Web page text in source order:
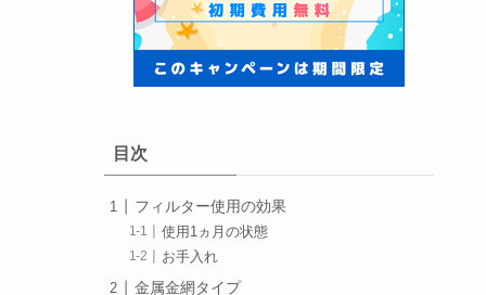
目次
フィルター使用の効果
使用1ヵ月の状態
お手入れ
金属金網タイプ